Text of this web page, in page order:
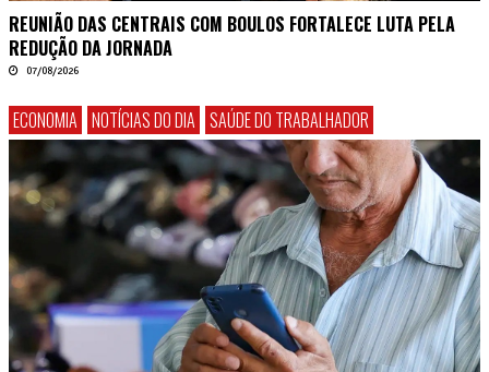
REUNIÃO DAS CENTRAIS COM BOULOS FORTALECE LUTA PELA
REDUÇÃO DA JORNADA
07/08/2026
ECONOMIA NOTÍCIAS DO DIA SAÚDE DO TRABALHADOR